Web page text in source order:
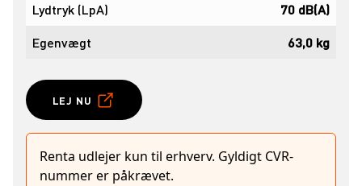
Lydtryk (LpA)
70 dB(A)
Egenvægt
63,0 kg
LEJ NU
Renta udlejer kun til erhverv. Gyldigt CVR-
nummer er påkrævet.